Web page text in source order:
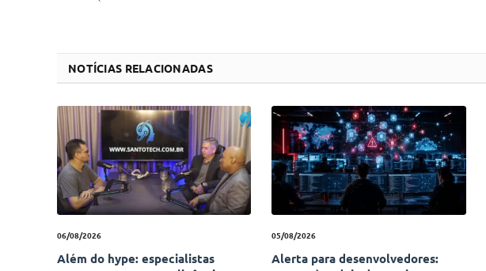
NOTÍCIAS RELACIONADAS
06/08/2026
Além do hype: especialistas
05/08/2026
Alerta para desenvolvedores: